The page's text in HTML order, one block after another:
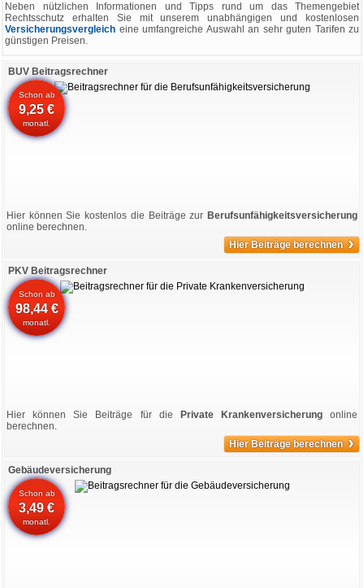
Neben nützlichen Informationen und Tipps rund um das Themengebiet
Rechtsschutz erhalten Sie mit unserem unabhängigen und kostenlosen
Versicherungsvergleich eine umfangreiche Auswahl an sehr guten Tarifen zu
günstigen Preisen.
BUV Beitragsrechner
Schon ab
9,25 €
monatl.
Hier können Sie kostenlos die Beiträge zur Berufsunfähigkeitsversicherung
online berechnen.
Hier Beiträge berechnen ›
PKV Beitragsrechner
Schon ab
98,44 €
monatl.
Hier können Sie Beiträge für die Private Krankenversicherungonline
berechnen.
Hier Beiträge berechnen ›
Gebäudeversicherung
Schon ab
3,49 €
monatl.